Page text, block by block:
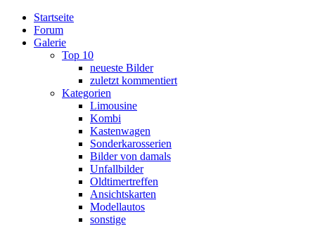
Startseite
Forum
Galerie
Top 10
neueste Bilder
zuletzt kommentiert
Kategorien
Limousine
Kombi
Kastenwagen
Sonderkarosserien
Bilder von damals
Unfallbilder
Oldtimertreffen
Ansichtskarten
Modellautos
sonstige